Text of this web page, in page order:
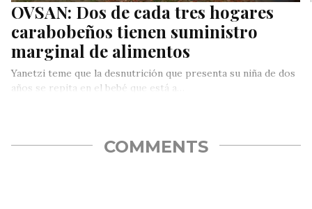
OVSAN: Dos de cada tres hogares
carabobeños tienen suministro
marginal de alimentos
Yanetzi teme que la desnutrición que presenta su niña de dos
años se repita en el bebé que está a…
COMMENTS